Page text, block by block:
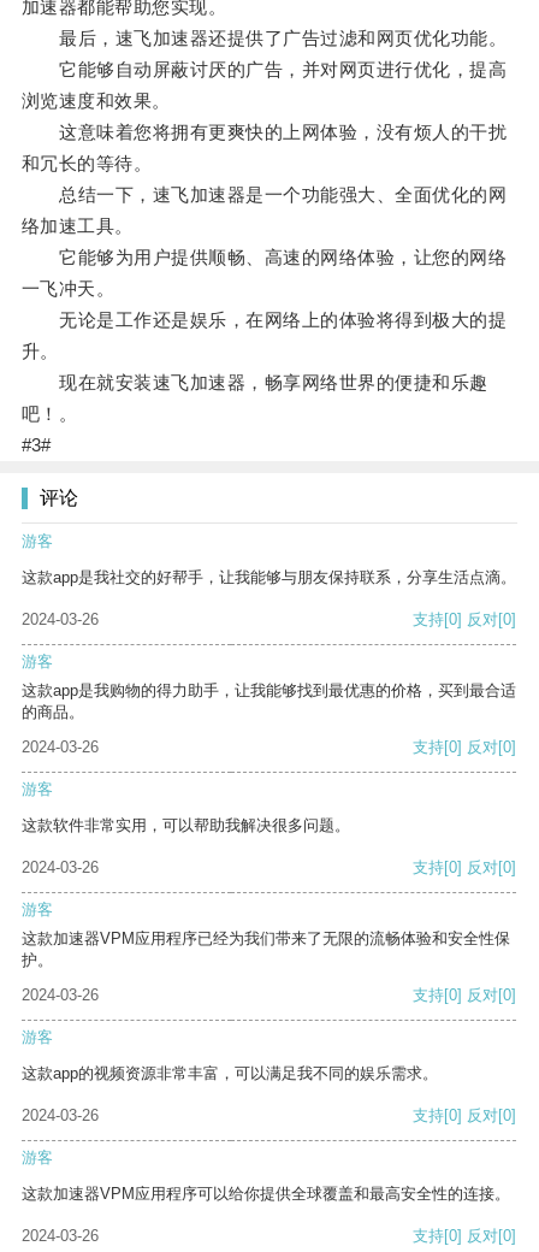
加速器都能帮助您实现。
最后，速飞加速器还提供了广告过滤和网页优化功能。
它能够自动屏蔽讨厌的广告，并对网页进行优化，提高
浏览速度和效果。
这意味着您将拥有更爽快的上网体验，没有烦人的干扰
和冗长的等待。
总结一下，速飞加速器是一个功能强大、全面优化的网
络加速工具。
它能够为用户提供顺畅、高速的网络体验，让您的网络
一飞冲天。
无论是工作还是娱乐，在网络上的体验将得到极大的提
升。
现在就安装速飞加速器，畅享网络世界的便捷和乐趣
吧！。
#3#
评论
游客
这款app是我社交的好帮手，让我能够与朋友保持联系，分享生活点滴。
2024-03-26 支持[0] 反对[0]
游客
这款app是我购物的得力助手，让我能够找到最优惠的价格，买到最合适
的商品。
2024-03-26
支持[0] 反对[0]
游客
这款软件非常实用，可以帮助我解决很多问题。
2024-03-26 支持[0] 反对[0]
游客
这款加速器VPM应用程序已经为我们带来了无限的流畅体验和安全性保
护。
2024-03-26
支持[0] 反对[0]
游客
这款app的视频资源非常丰富，可以满足我不同的娱乐需求。
2024-03-26 支持[0] 反对[0]
游客
这款加速器VPM应用程序可以给你提供全球覆盖和最高安全性的连接。
2024-03-26 支持[0] 反对[0]